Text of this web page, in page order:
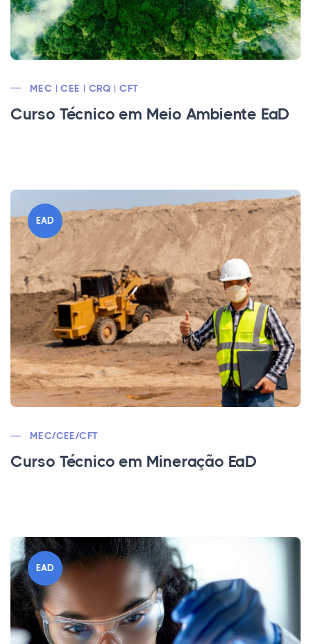
MEC | CEE | CRQ | CFT
Curso Técnico em Meio Ambiente EaD
EAD
MEC/CEE/CFT
Curso Técnico em Mineração EaD
EAD